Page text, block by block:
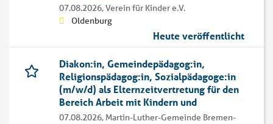
07.08.2026,Verein für Kinder e.V.
Oldenburg
Heute veröffentlicht
Diakon:in, Gemeindepädagog:in,
Religionspädagog:in, Sozialpädagoge:in
(m/w/d) als Elternzeitvertretung für den
Bereich Arbeit mit Kindern und
07.08.2026, Martin-Luther-Gemeinde Bremen-